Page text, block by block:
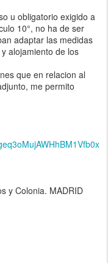
u obligatorio exigido a
10°, no ha de ser
adaptar las medidas
alojamiento de los
que en relacion al
me permito
y Colonia. MADRID